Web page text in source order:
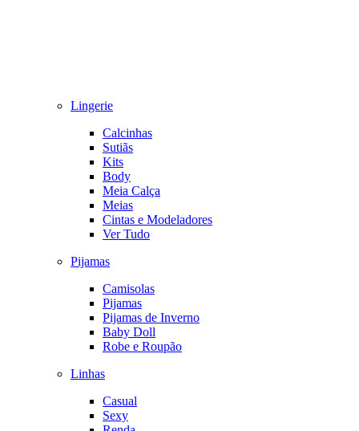
Lingerie
Calcinhas
Sutiãs
Kits
Body
Meia Calça
Meias
Cintas e Modeladores
Ver Tudo
Pijamas
Camisolas
Pijamas
Pijamas de Inverno
Baby Doll
Robe e Roupão
Linhas
Casual
Sexy